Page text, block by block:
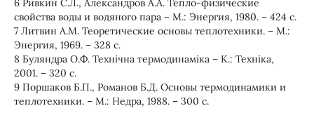
6 Ривкин С.Л., Александров А.А. Тепло-физические
свойства воды и водяного пара – М.: Энергия, 1980. – 424 с.
7 Литвин А.М. Теоретические основы теплотехники. – М.:
Энергия, 1969. – 328 с.
8 Буляндра О.Ф. Технічна термодинаміка – К.: Техніка,
2001. – 320 с.
9 Поршаков Б.П., Романов Б.Д. Основы термодинамики и
теплотехники. – М.: Недра, 1988. – 300 с.